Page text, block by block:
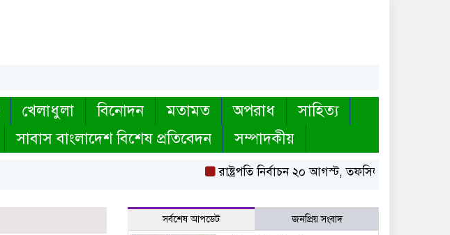
খেলাধুলা বিনোদন মতামত অপরাধ
সাহিত্য
সাবাস বাংলাদেশ বিশেষ প্রতিবেদন সম্পাদকীয়
রাষ্ট্রপতি নির্বাচন ২০ আগস্ট, তফসিল ঘোষণা ইসির
সর্বশেষ আপডেট জনপ্রিয় সংবাদ